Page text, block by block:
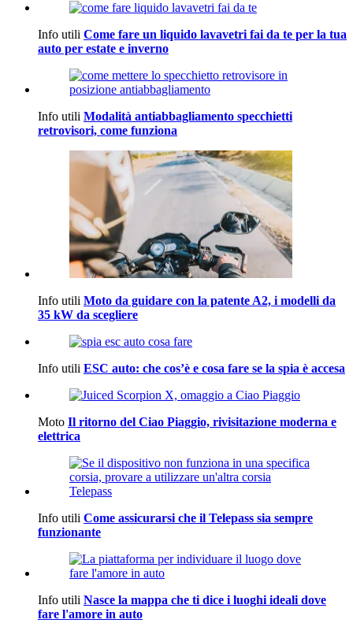
Info utili Come fare un liquido lavavetri fai da te per la tua
auto per estate e inverno
Info utili Modalità antiabbagliamento specchietti
retrovisori, come funziona
Info utili Moto da guidare con la patente A2, i modelli da
35 kW da scegliere
Info utili ESC auto: che cos’è e cosa fare se la spia è accesa
Moto Il ritorno del Ciao Piaggio, rivisitazione moderna e
elettrica
Info utili Come assicurarsi che il Telepass sia sempre
funzionante
Info utili Nasce la mappa che ti dice i luoghi ideali dove
fare l'amore in auto